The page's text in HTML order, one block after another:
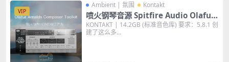
VIP
Ambient | 氛围 Kontakt
喷火钢琴音源 Spitfire Audio Olafur
Arnalds Composer Toolkit KONTA
KT 音色库
KONTAKT | 14.2GB (标准音色库) 要求：5.8.1 创
建了这么多...